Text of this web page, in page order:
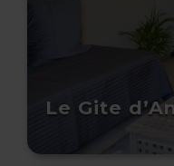
Le Gite